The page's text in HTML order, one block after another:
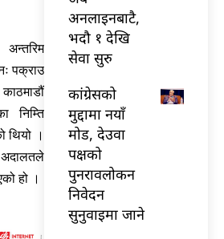
पक्राउ
निम्ति
थियो ।
हो ।
अनलाइनबाटै,
भदौ १ देखि
सेवा सुरु
कांग्रेसको
मुद्दामा नयाँ
मोड, देउवा
पक्षको
पुनरावलोकन
निवेदन
सुनुवाइमा जाने